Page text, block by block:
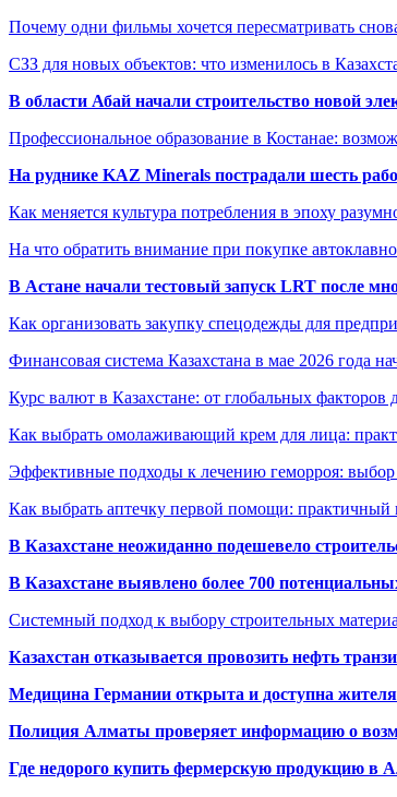
Почему одни фильмы хочется пересматривать
СЗЗ для новых объектов: что изменилось в
В области Абай начали строительство новой
Профессиональное образование в Костанае:
На руднике KAZ Minerals пострадали шесть
Как меняется культура потребления в эпоху
На что обратить внимание при покупке
В Астане начали тестовый запуск LRT после
Как организовать закупку спецодежды для
Финансовая система Казахстана в мае 2026 года
Курс валют в Казахстане: от глобальных
Как выбрать омолаживающий крем для лица:
Эффективные подходы к лечению геморроя: выбор
Как выбрать аптечку первой помощи: практичный
В Казахстане неожиданно подешевело
В Казахстане выявлено более 700
Системный подход к выбору строительных
Казахстан отказывается провозить нефть
Медицина Германии открыта и доступна
Полиция Алматы проверяет информацию о
Где недорого купить фермерскую продукцию в